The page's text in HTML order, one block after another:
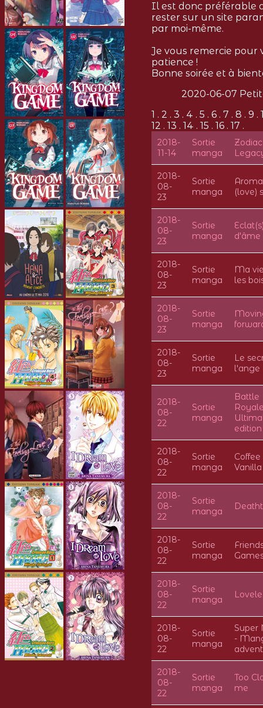
Il est donc préférable
rester sur un site
par moi-même.
Je vous remercie pour
patience !
Bonne soirée et à
2020-06-07
1 . 2 . 3 . 4 . 5 . 6 . 7 . 8 . 9 .
12 . 13 . 14 . 15 . 16 . 17 .
2018-
11-14
Sortie
manga
Zodiac
2018-
08-
23
Sortie
manga
(love)
2018-
08-
23
Sortie
manga
d'âme
2018-
08-
23
Sortie
manga
Ma
les
2018-
08-
23
Sortie
manga
2018-
08-
23
Sortie
manga
Le
l'ange
2018-
08-
22
Sortie
manga
Battle
edition
2018-
08-
22
Sortie
manga
Coffee
Vanilla
2018-
08-
22
Sortie
manga
2018-
08-
22
Sortie
manga
2018-
08-
22
Sortie
manga
2018-
08-
22
Sortie
manga
Super
-
2018-
08-
22
Sortie
manga
Too
me